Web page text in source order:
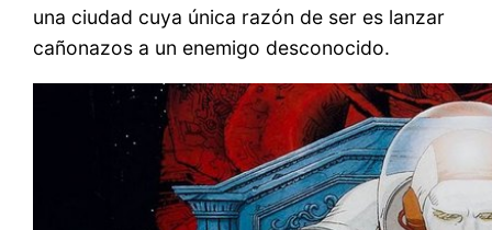
una ciudad cuya única razón de ser es lanzar
cañonazos a un enemigo desconocido.